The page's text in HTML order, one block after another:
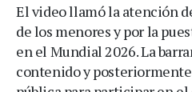
El video llamó la atención
de los menores y por la
en el Mundial 2026. La
contenido y